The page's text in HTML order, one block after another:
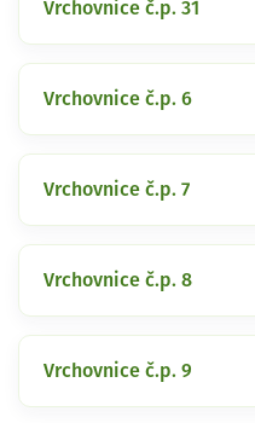
Vrchovnice č.p. 31
Vrchovnice č.p. 6
Vrchovnice č.p. 7
Vrchovnice č.p. 8
Vrchovnice č.p. 9